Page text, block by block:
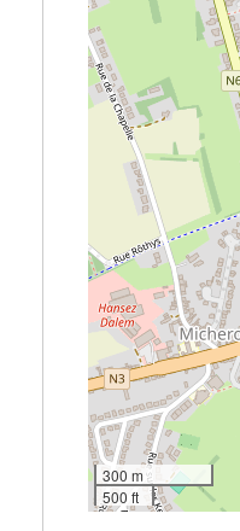
300 m
500 ft